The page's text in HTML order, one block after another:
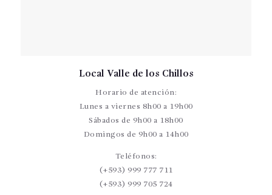
Local Valle de los Chillos
Horario de atención:
Lunes a viernes 8h00 a 19h00
Sábados de 9h00 a 18h00
Domingos de 9h00 a 14h00
Teléfonos:
(+593) 999 777 711
(+593) 999 705 724